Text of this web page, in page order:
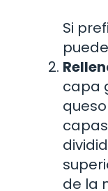
Si
capa
de la